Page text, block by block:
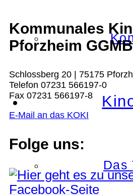
Das
Kommunales
Pforzheim
Schlossberg 20 | 75175
Telefon 07231 566197-0
Fax 07231 566197-8
E-Mail an das KOKI
Folge uns: